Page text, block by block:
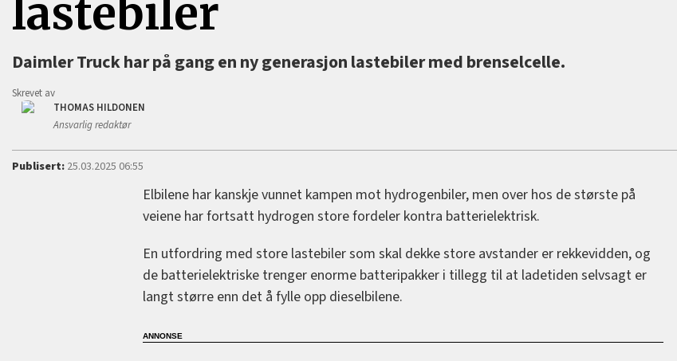
lastebiler
Daimler Truck har på gang en ny generasjon lastebiler med brenselcelle.
Skrevet av
THOMAS HILDONEN
Ansvarlig redaktør
Publisert:25.03.2025 06:55
Elbilene har kanskje vunnet kampen mot hydrogenbiler, men over hos de største på
veiene har fortsatt hydrogen store fordeler kontra batterielektrisk.
En utfordring med store lastebiler som skal dekke store avstander er rekkevidden, og
de batterielektriske trenger enorme batteripakker i tillegg til at ladetiden selvsagt er
langt større enn det å fylle opp dieselbilene.